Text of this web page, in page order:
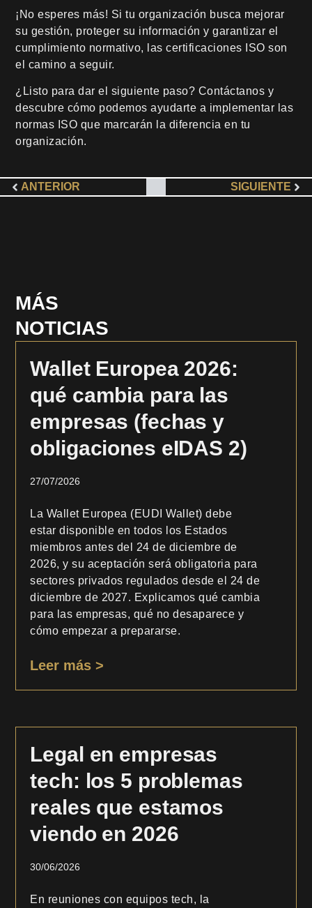
¡No esperes más! Si tu organización busca mejorar
su gestión, proteger su información y garantizar el
cumplimiento normativo, las certificaciones ISO son
el camino a seguir.
¿Listo para dar el siguiente paso? Contáctanos y
descubre cómo podemos ayudarte a implementar las
normas ISO que marcarán la diferencia en tu
organización.
ANTERIOR SIGUIENTE
MÁS
NOTICIAS
Wallet Europea 2026:
qué cambia para las
empresas (fechas y
obligaciones eIDAS 2)
27/07/2026
La Wallet Europea (EUDI Wallet) debe
estar disponible en todos los Estados
miembros antes del 24 de diciembre de
2026, y su aceptación será obligatoria para
sectores privados regulados desde el 24 de
diciembre de 2027. Explicamos qué cambia
para las empresas, qué no desaparece y
cómo empezar a prepararse.
Leer más >
Legal en empresas
tech: los 5 problemas
reales que estamos
viendo en 2026
30/06/2026
En reuniones con equipos tech, la